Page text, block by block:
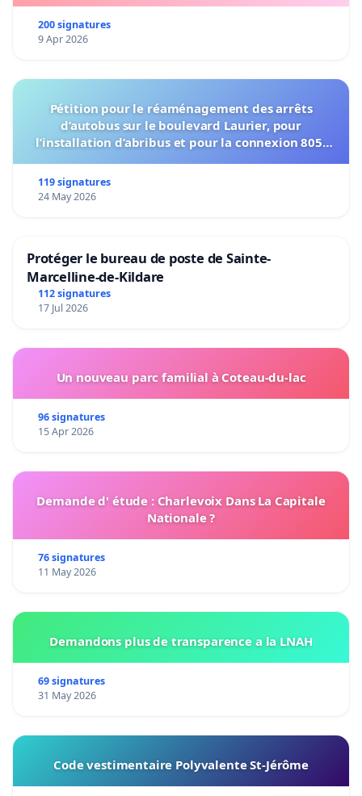
200 signatures
9 Apr 2026
Pétition pour le réaménagement des arrêts
d’autobus sur le boulevard Laurier, pour
l’installation d’abribus et pour la connexion 805-
119 signatures
24 May 2026
Protéger le bureau de poste de Sainte-
Marcelline-de-Kildare
112 signatures
17 Jul 2026
Un nouveau parc familial à Coteau-du-lac
96 signatures
15 Apr 2026
Demande d' étude : Charlevoix Dans La Capitale
Nationale ?
76 signatures
11 May 2026
Demandons plus de transparence a la LNAH
69 signatures
31 May 2026
Code vestimentaire Polyvalente St-Jérôme